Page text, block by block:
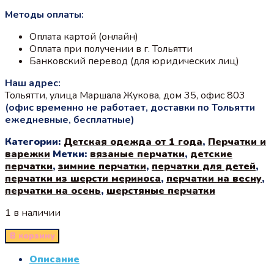
Методы оплаты:
Оплата картой (онлайн)
Оплата при получении в г. Тольятти
Банковский перевод (для юридических лиц)
Наш адрес:
Тольятти, улица Маршала Жукова, дом 35, офис 803
(офис временно не работает, доставки по Тольятти
ежедневные, бесплатные)
Категории: Детская одежда от 1 года, Перчатки и
варежки Метки: вязаные перчатки, детские
перчатки, зимние перчатки, перчатки для детей,
перчатки из шерсти мериноса, перчатки на весну,
перчатки на осень, шерстяные перчатки
1 в наличии
В корзину
Описание